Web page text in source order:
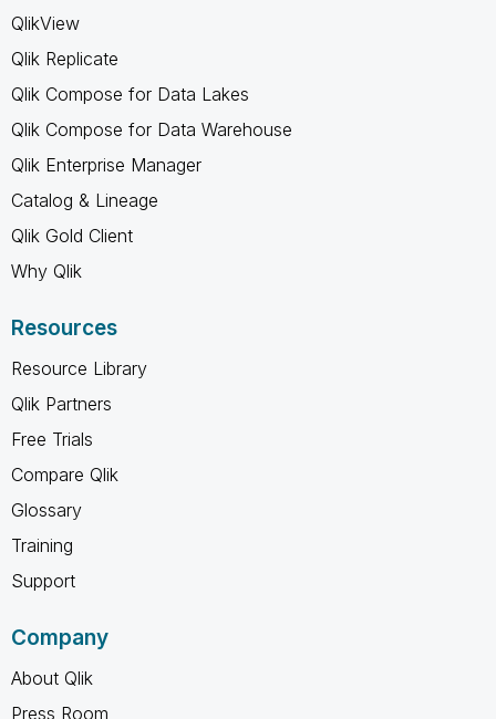
QlikView
Qlik Replicate
Qlik Compose for Data Lakes
Qlik Compose for Data Warehouse
Qlik Enterprise Manager
Catalog & Lineage
Qlik Gold Client
Why Qlik
Resources
Resource Library
Qlik Partners
Free Trials
Compare Qlik
Glossary
Training
Support
Company
About Qlik
Press Room